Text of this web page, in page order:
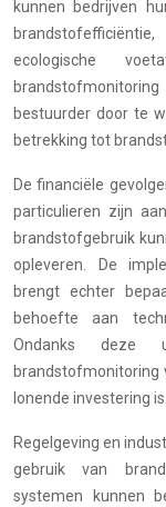
kunnen bedrijven
ecologische
bestuurder door te
betrekking tot
De financiële
particulieren zijn
brandstofgebruik
opleveren. De
brengt echter
behoefte aan
Ondanks deze
brandstofmonitoring
lonende investering is.
Regelgeving en
gebruik van
systemen kunnen